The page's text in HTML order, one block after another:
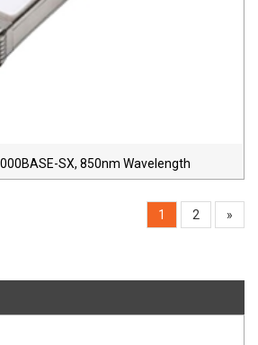
SX, 850nm Wavelength
1 2 »